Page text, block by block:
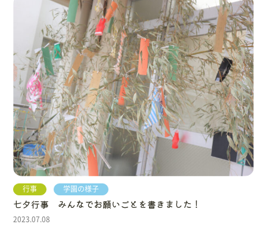
行事 学園の様子
七夕行事 みんなでお願いごとを書きました！
2023.07.08